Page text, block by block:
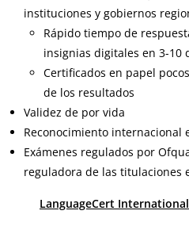
instituciones y gobiernos
Rápido tiempo de
insignias digitales en 3-10
Certificados en papel
de los resultados
Validez de por vida
Reconocimiento internacional
Exámenes regulados por
reguladora de las titulaciones
LanguageCert International